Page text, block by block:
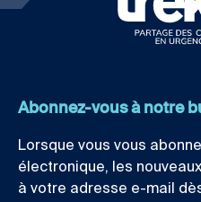
Abonnez-vous à notre
Lorsque vous vous
électronique, les
à votre adresse e-mail